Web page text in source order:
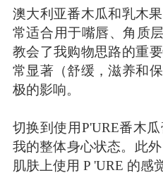
澳大利亚番木瓜和乳木
常适合用于嘴唇、角质
教会了我购物思路的重
常显著（舒缓，滋养和
极的影响。
切换到使用P'URE番木
我的整体身心状态。此
肌肤上使用 P 'URE 的感